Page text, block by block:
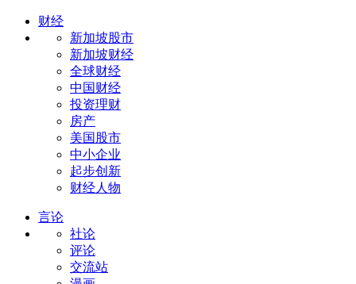
财经
新加坡股市
新加坡财经
全球财经
中国财经
投资理财
房产
美国股市
中小企业
起步创新
财经人物
言论
社论
评论
交流站